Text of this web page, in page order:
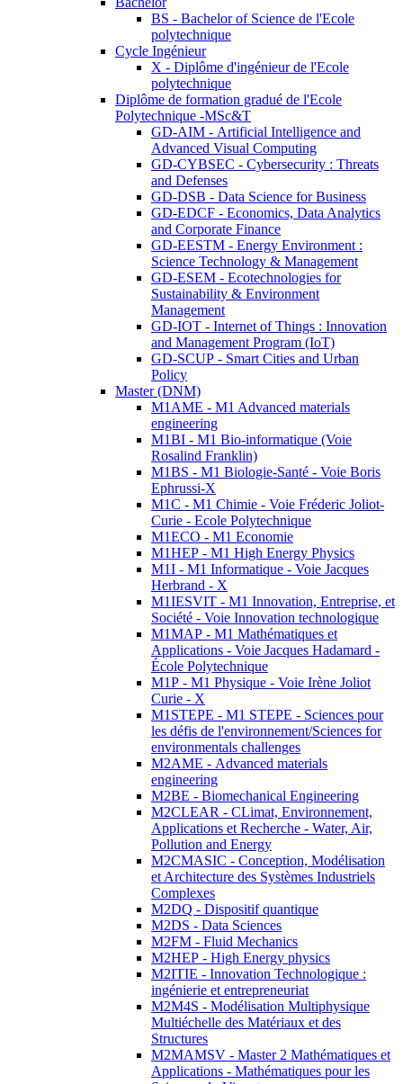
BS - Bachelor of Science de l'Ecole
polytechnique
Cycle Ingénieur
X - Diplôme d'ingénieur de l'Ecole
polytechnique
Diplôme de formation gradué de l'Ecole
Polytechnique -MSc&T
GD-AIM - Artificial Intelligence and
Advanced Visual Computing
GD-CYBSEC - Cybersecurity : Threats
and Defenses
GD-DSB - Data Science for Business
GD-EDCF - Economics, Data Analytics
and Corporate Finance
GD-EESTM - Energy Environment :
Science Technology & Management
GD-ESEM - Ecotechnologies for
Sustainability & Environment
Management
GD-IOT - Internet of Things : Innovation
and Management Program (IoT)
GD-SCUP - Smart Cities and Urban
Policy
Master (DNM)
M1AME - M1 Advanced materials
engineering
M1BI - M1 Bio-informatique (Voie
Rosalind Franklin)
M1BS - M1 Biologie-Santé - Voie Boris
Ephrussi-X
M1C - M1 Chimie - Voie Fréderic Joliot-
Curie - Ecole Polytechnique
M1ECO - M1 Economie
M1HEP - M1 High Energy Physics
M1I - M1 Informatique - Voie Jacques
Herbrand - X
M1IESVIT - M1 Innovation, Entreprise, et
Société - Voie Innovation technologique
M1MAP - M1 Mathématiques et
Applications - Voie Jacques Hadamard -
École Polytechnique
M1P - M1 Physique - Voie Irène Joliot
Curie - X
M1STEPE - M1 STEPE - Sciences pour
les défis de l'environnement/Sciences for
environmentals challenges
M2AME - Advanced materials
engineering
M2BE - Biomechanical Engineering
M2CLEAR - CLimat, Environnement,
Applications et Recherche - Water, Air,
Pollution and Energy
M2CMASIC - Conception, Modélisation
et Architecture des Systèmes Industriels
Complexes
M2DQ - Dispositif quantique
M2DS - Data Sciences
M2FM - Fluid Mechanics
M2HEP - High Energy physics
M2ITIE - Innovation Technologique :
ingénierie et entrepreneuriat
M2M4S - Modélisation Multiphysique
Multiéchelle des Matériaux et des
Structures
M2MAMSV - Master 2 Mathématiques et
Applications - Mathématiques pour les